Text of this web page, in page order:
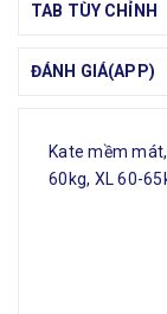
TAB TÙY CHỈNH
ĐÁNH GIÁ(APP)
Kate mềm
60kg, XL 60-